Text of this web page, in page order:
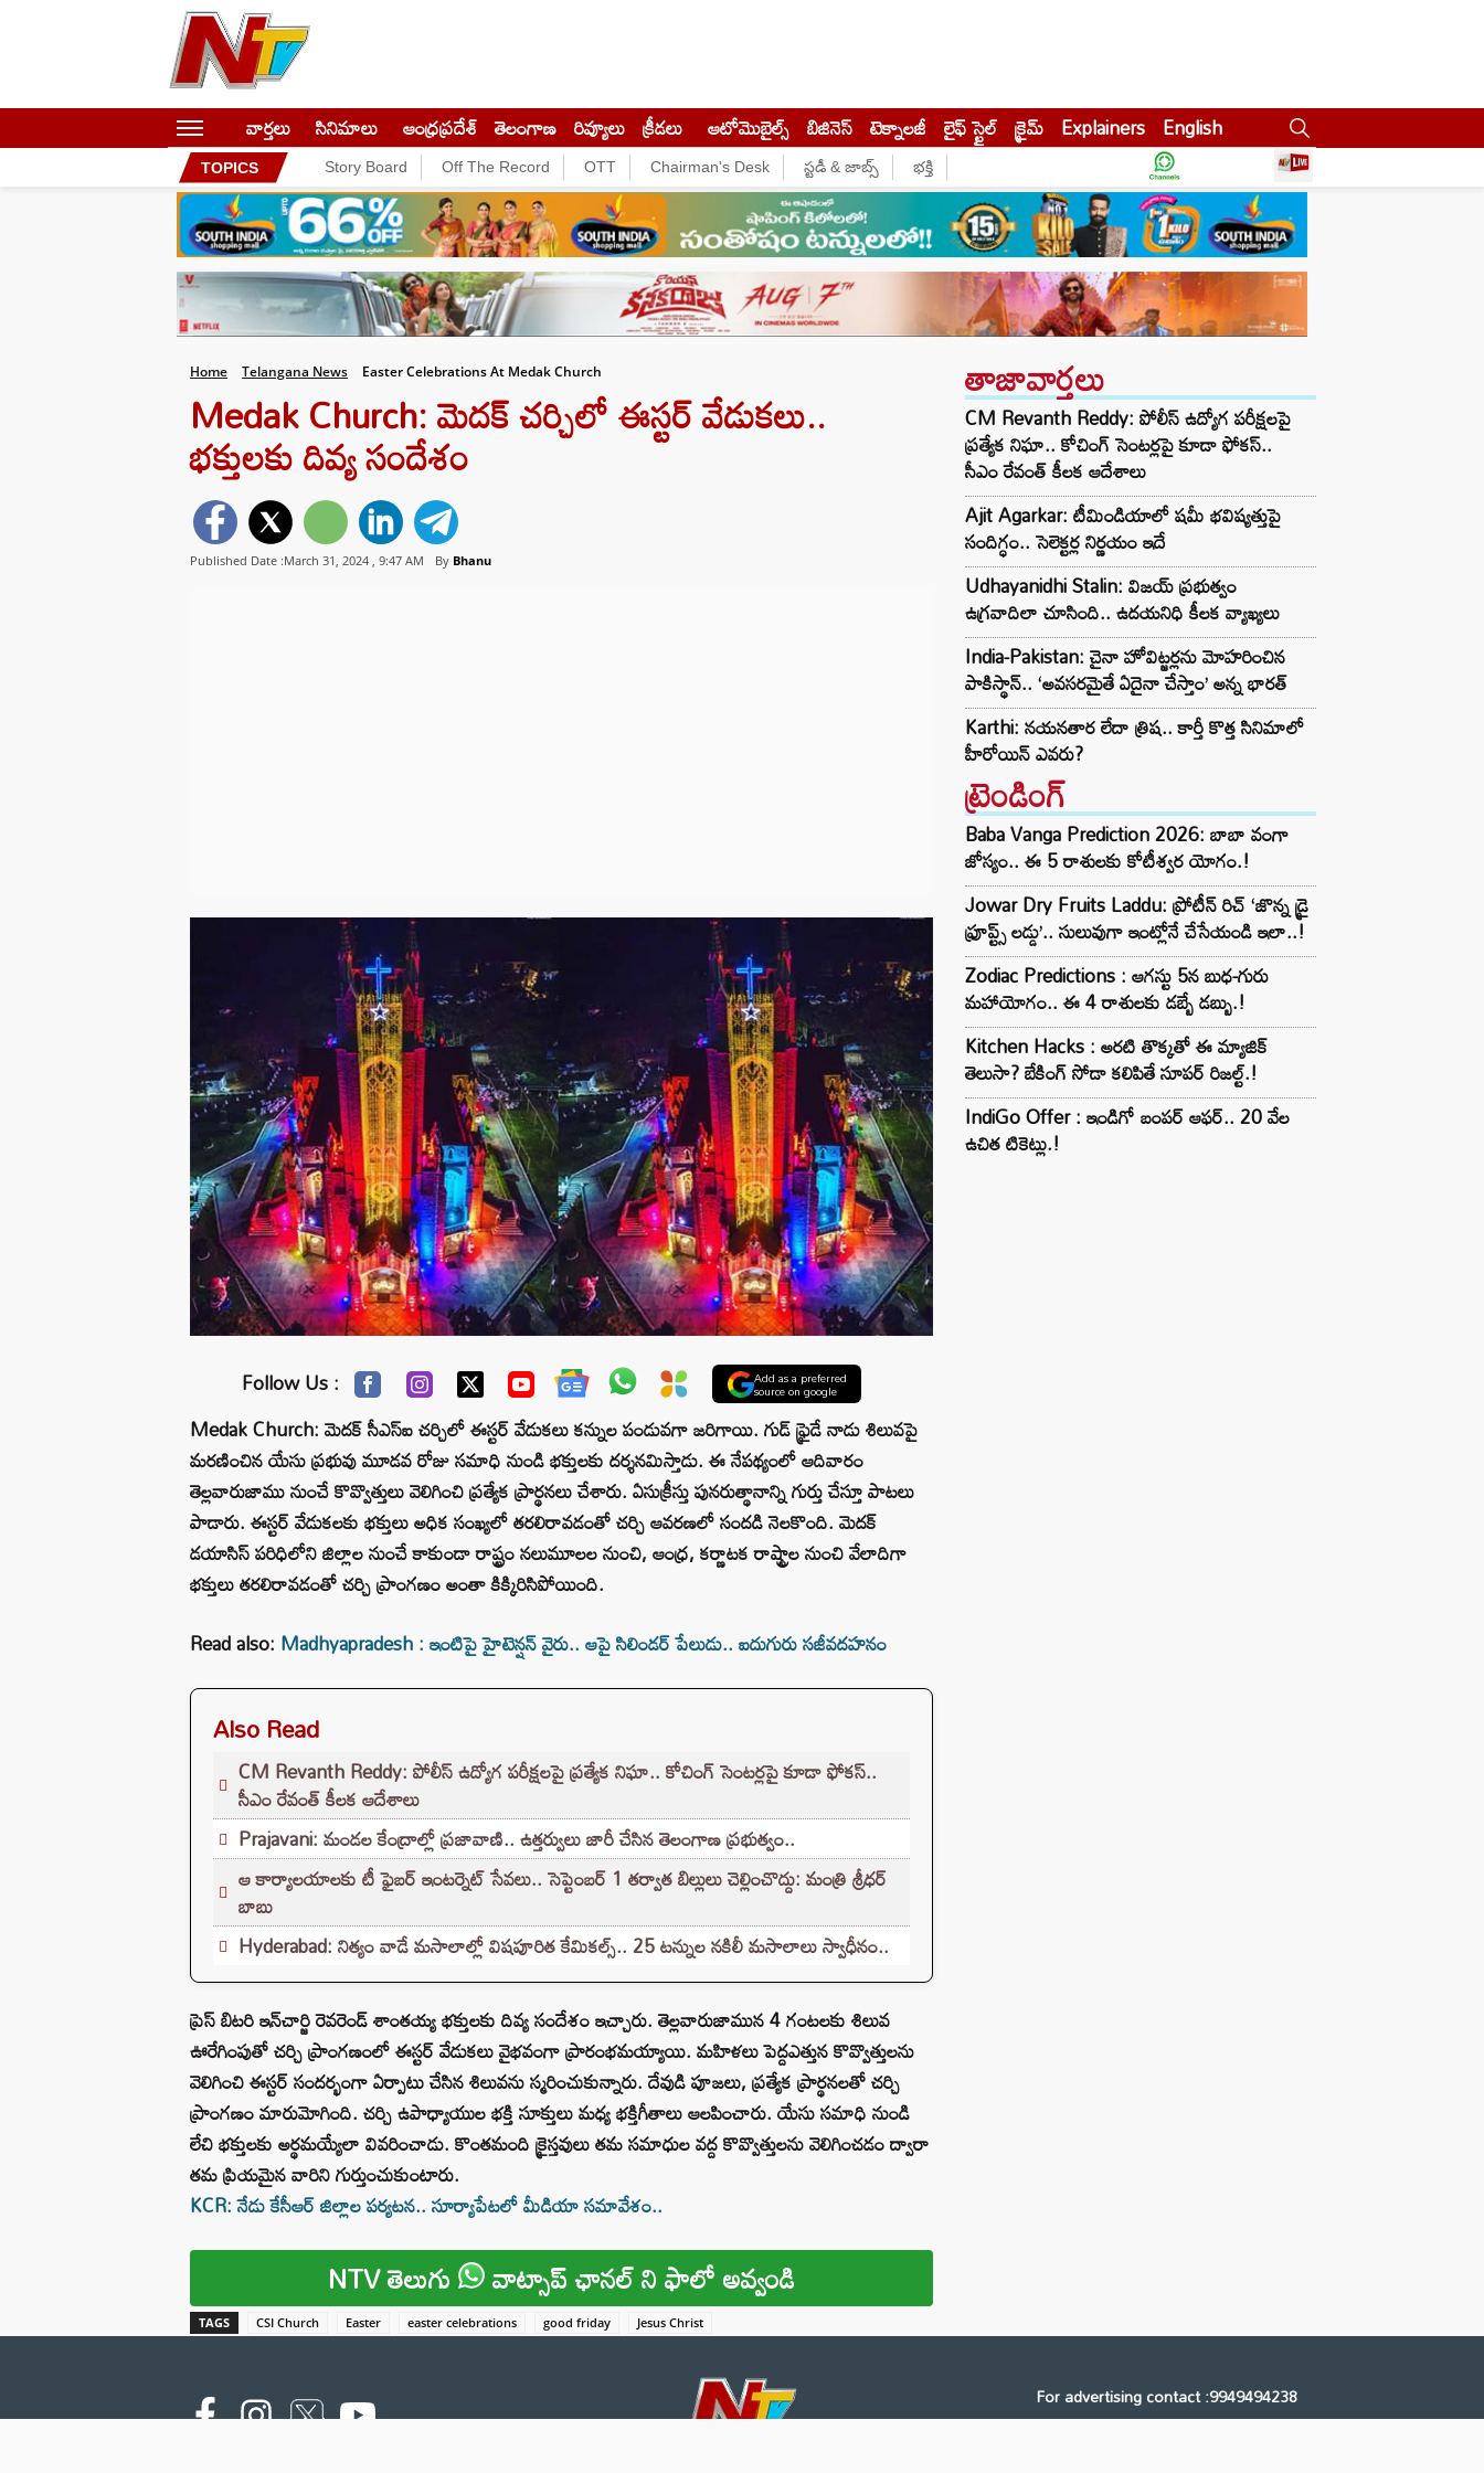
వార్తలు సినిమాలు ఆంధ్రప్రదేశ్ తెలంగాణ రివ్యూలు క్రీడలు ఆటోమొబైల్స్ బిజినెస్‌ టెక్నాలజీ లైఫ్ స్టైల్ క్రైమ్ Explainers English
TOPICS Story Board Off The Record OTT Chairman's Desk స్టడీ & జాబ్స్ భక్తి
Home Telangana News Easter Celebrations At Medak Church
Medak Church: మెదక్ చర్చిలో ఈస్టర్ వేడుకలు..
భక్తులకు దివ్య సందేశం
Published Date :March 31, 2024 , 9:47 AM By Bhanu
Follow Us : Add as a preferred
source on google
Medak Church: మెదక్ సీఎస్ఐ చర్చిలో ఈస్టర్ వేడుకలు కన్నుల పండువగా జరిగాయి. గుడ్ ఫ్రైడే నాడు శిలువపై
మరణించిన యేసు ప్రభువు మూడవ రోజు సమాధి నుండి భక్తులకు దర్శనమిస్తాడు. ఈ నేపథ్యంలో ఆదివారం
తెల్లవారుజాము నుంచే కొవ్వొత్తులు వెలిగించి ప్రత్యేక ప్రార్థనలు చేశారు. ఏసుక్రీస్తు పునరుత్థానాన్ని గుర్తు చేస్తూ పాటలు
పాడారు. ఈస్టర్ వేడుకలకు భక్తులు అధిక సంఖ్యలో తరలిరావడంతో చర్చి ఆవరణలో సందడి నెలకొంది. మెదక్
డయాసిస్ పరిధిలోని జిల్లాల నుంచే కాకుండా రాష్ట్రం నలుమూలల నుంచి, ఆంధ్ర, కర్ణాటక రాష్ట్రాల నుంచి వేలాదిగా
భక్తులు తరలిరావడంతో చర్చి ప్రాంగణం అంతా కిక్కిరిసిపోయింది.
Read also: Madhyapradesh : ఇంటిపై హైటెన్షన్ వైరు.. ఆపై సిలిండర్ పేలుడు.. ఐదుగురు సజీవదహనం
Also Read
CM Revanth Reddy: పోలీస్ ఉద్యోగ పరీక్షలపై ప్రత్యేక నిఘా.. కోచింగ్ సెంటర్లపై కూడా ఫోకస్..
సీఎం రేవంత్ కీలక ఆదేశాలు
Prajavani: మండల కేంద్రాల్లో ప్రజావాణి.. ఉత్తర్వులు జారీ చేసిన తెలంగాణ ప్రభుత్వం..
ఆ కార్యాలయాలకు టీ ఫైబర్ ఇంటర్నెట్ సేవలు.. సెప్టెంబర్ 1 తర్వాత బిల్లులు చెల్లించొద్దు: మంత్రి శ్రీధర్
బాబు
Hyderabad: నిత్యం వాడే మసాలాల్లో విషపూరిత కేమికల్స్.. 25 టన్నుల నకిలీ మసాలాలు స్వాధీనం..
ప్రెస్ బిటరి ఇన్‌చార్జి రెవరెండ్ శాంతయ్య భక్తులకు దివ్య సందేశం ఇచ్చారు. తెల్లవారుజామున 4 గంటలకు శిలువ
ఊరేగింపుతో చర్చి ప్రాంగణంలో ఈస్టర్ వేడుకలు వైభవంగా ప్రారంభమయ్యాయి. మహిళలు పెద్దఎత్తున కొవ్వొత్తులను
వెలిగించి ఈస్టర్‌ సందర్భంగా ఏర్పాటు చేసిన శిలువను స్మరించుకున్నారు. దేవుడి పూజలు, ప్రత్యేక ప్రార్థనలతో చర్చి
ప్రాంగణం మారుమోగింది. చర్చి ఉపాధ్యాయుల భక్తి సూక్తులు మధ్య భక్తిగీతాలు ఆలపించారు. యేసు సమాధి నుండి
లేచి భక్తులకు అర్థమయ్యేలా వివరించాడు. కొంతమంది క్రైస్తవులు తమ సమాధుల వద్ద కొవ్వొత్తులను వెలిగించడం ద్వారా
తమ ప్రియమైన వారిని గుర్తుంచుకుంటారు.
KCR: నేడు కేసీఆర్ జిల్లాల పర్యటన.. సూర్యాపేటలో మీడియా సమావేశం..
NTV తెలుగు వాట్సాప్ ఛానల్ ని ఫాలో అవ్వండి
TAGS CSI Church Easter easter celebrations good friday Jesus Christ
తాజావార్తలు
CM Revanth Reddy: పోలీస్ ఉద్యోగ పరీక్షలపై
ప్రత్యేక నిఘా.. కోచింగ్ సెంటర్లపై కూడా ఫోకస్..
సీఎం రేవంత్ కీలక ఆదేశాలు
Ajit Agarkar: టీమిండియాలో షమీ భవిష్యత్తుపై
సందిగ్ధం.. సెలెక్టర్ల నిర్ణయం ఇదే
Udhayanidhi Stalin: విజయ్ ప్రభుత్వం
ఉగ్రవాదిలా చూసింది.. ఉదయనిధి కీలక వ్యాఖ్యలు
India-Pakistan: చైనా హోవిట్జర్లను మోహరించిన
పాకిస్థాన్.. ‘అవసరమైతే ఏదైనా చేస్తాం’ అన్న భారత్
Karthi: నయనతార లేదా త్రిష.. కార్తీ కొత్త సినిమాలో
హీరోయిన్ ఎవరు?
ట్రెండింగ్‌
Baba Vanga Prediction 2026: బాబా వంగా
జోస్యం.. ఈ 5 రాశులకు కోటీశ్వర యోగం.!
Jowar Dry Fruits Laddu: ప్రోటీన్ రిచ్ ‘జొన్న డ్రై
ఫ్రూప్ట్స్ లడ్డు’.. సులువుగా ఇంట్లోనే చేసేయండి ఇలా..!
Zodiac Predictions : ఆగస్టు 5న బుధ-గురు
మహాయోగం.. ఈ 4 రాశులకు డబ్బే డబ్బు.!
Kitchen Hacks : అరటి తొక్కతో ఈ మ్యాజిక్
తెలుసా? బేకింగ్ సోడా కలిపితే సూపర్ రిజల్ట్.!
IndiGo Offer : ఇండిగో బంపర్ ఆఫర్.. 20 వేల
ఉచిత టికెట్లు.!
For advertising contact :9949494238
Email: digital@ntvnetwork.com